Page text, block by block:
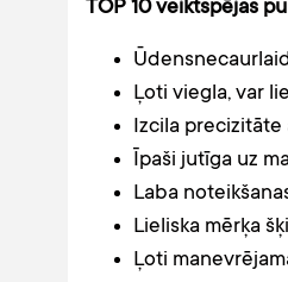
TOP 10 veiktspējas
Ļoti viegla, var
Izcila
Īpaši jutīga uz
Laba
Lieliska mērķa
Ļoti